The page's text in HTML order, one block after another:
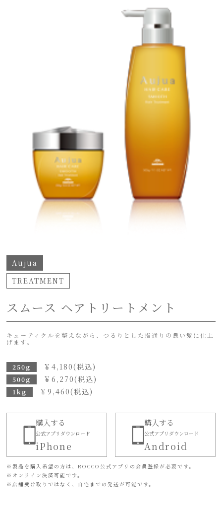
Aujua
TREATMENT
スムース ヘアトリートメント
キューティクルを整えながら、つるりとした指通りの良い髪に仕上
げます。
250g ￥4,180(税込)
500g ￥6,270(税込)
1kg ￥9,460(税込)
購入する
公式アプリダウンロード
iPhone
購入する
公式アプリダウンロード
Android
※製品を購入希望の方は、ROCCO公式アプリの会員登録が必要です。
※ オンライン決済可能です。
※店舗受け取りではなく、自宅までの発送が可能です。